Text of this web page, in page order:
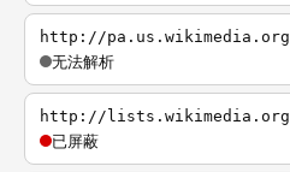
http://pa.us.wikimedia.org
无法解析
http://lists.wikimedia.org
已屏蔽